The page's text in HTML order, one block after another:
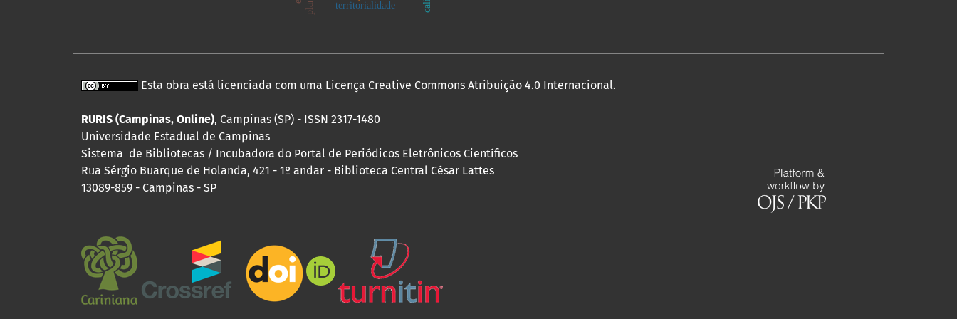
territorialidade
Esta obra está licenciada com uma Licença Creative Commons Atribuição 4.0 Internacional.
RURIS (Campinas, Online), Campinas (SP) - ISSN 2317-1480
Universidade Estadual de Campinas
Sistema de Bibliotecas / Incubadora do Portal de Periódicos Eletrônicos Científicos
Rua Sérgio Buarque de Holanda, 421 - 1º andar - Biblioteca Central César Lattes
13089-859 - Campinas - SP